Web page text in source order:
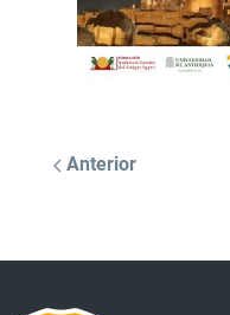
Anterior